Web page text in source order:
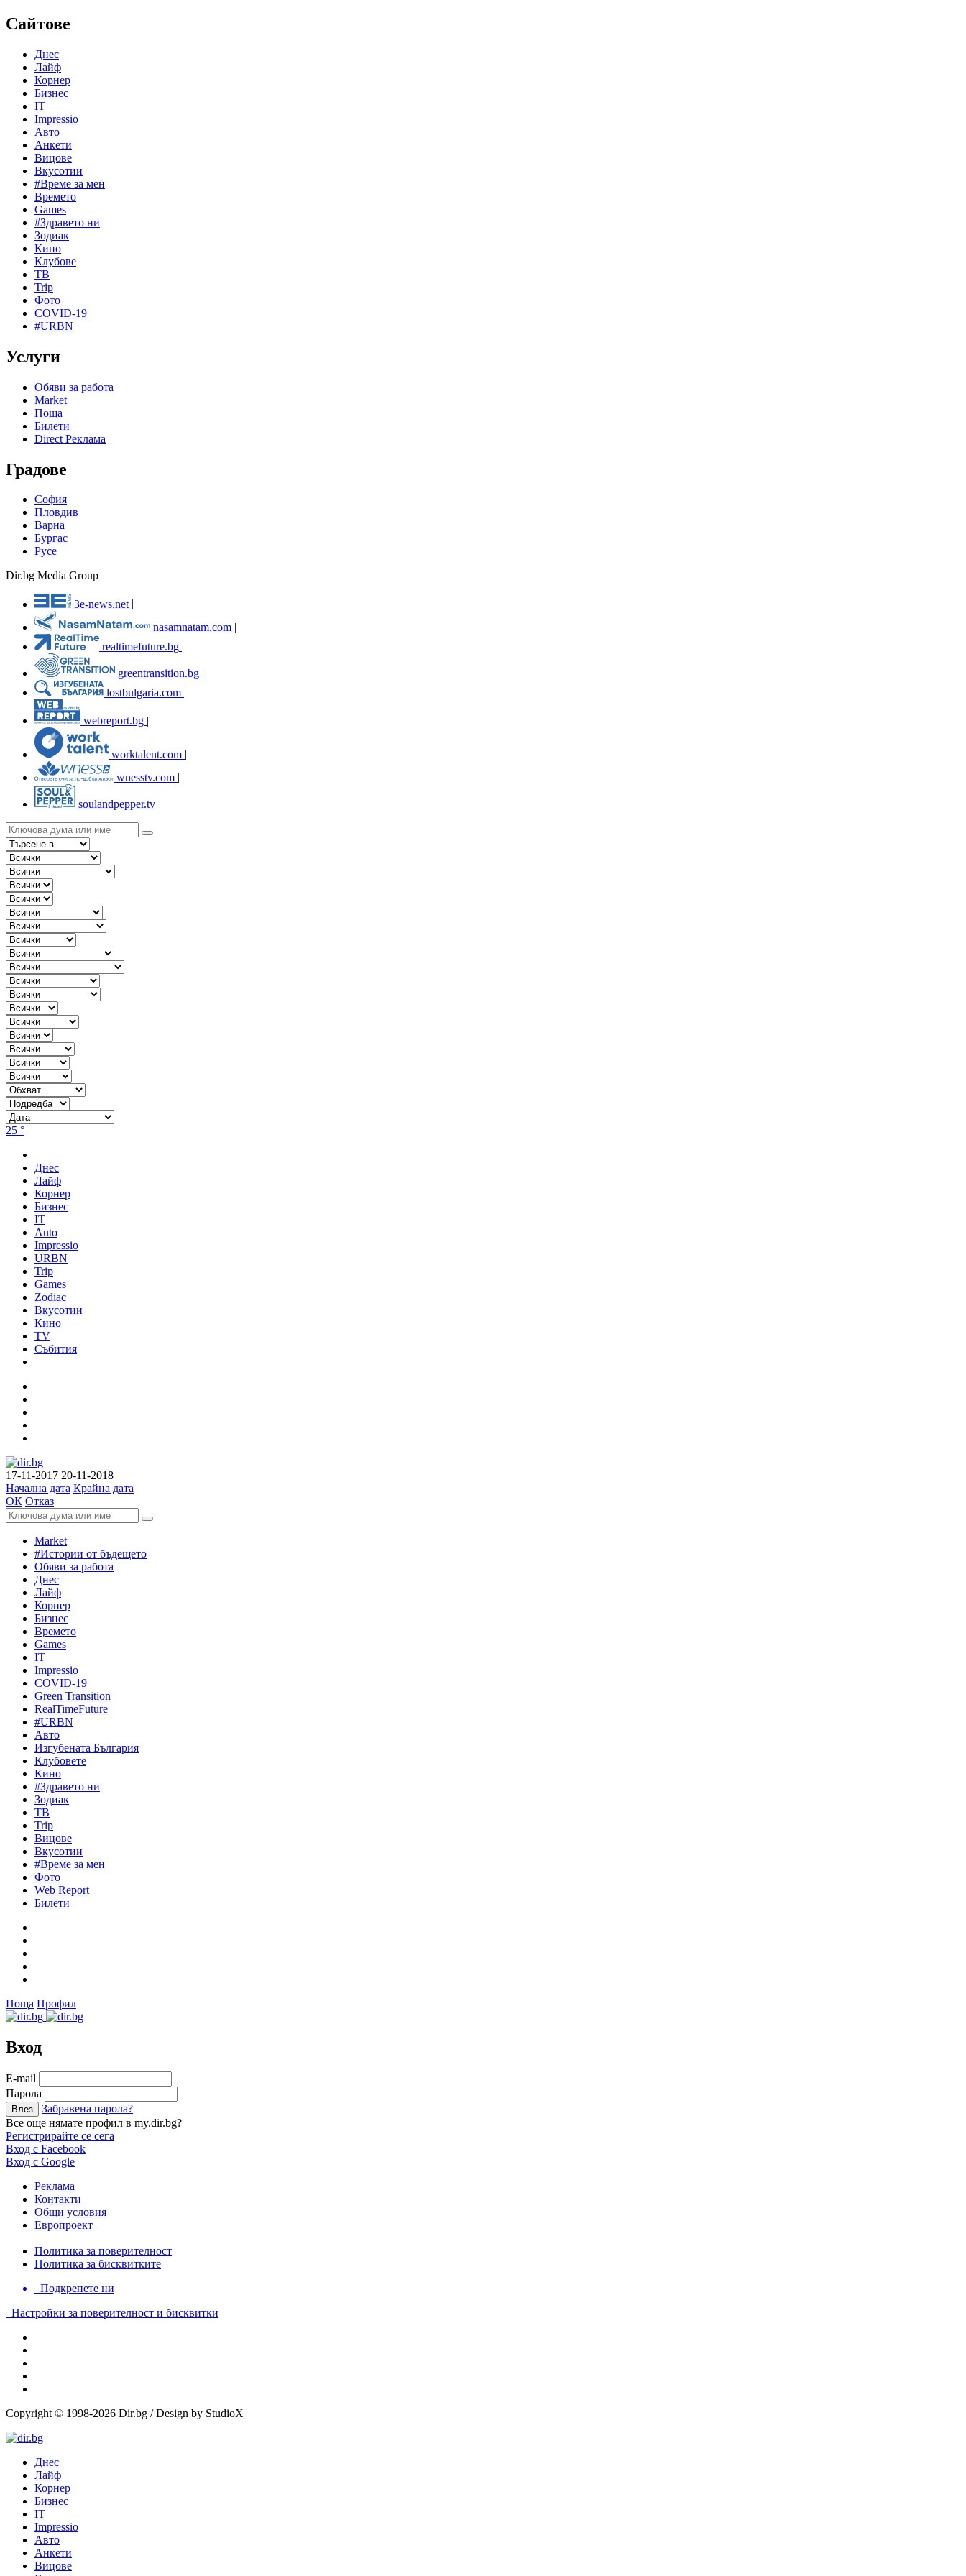
Сайтове
Днес
Лайф
Корнер
Бизнес
IT
Impressio
Авто
Анкети
Вицове
Вкусотии
#Време за мен
Времето
Games
#Здравето ни
Зодиак
Кино
Клубове
ТВ
Trip
Фото
COVID-19
#URBN
Услуги
Обяви за работа
Market
Поща
Билети
Direct Реклама
Градове
София
Пловдив
Варна
Бургас
Русе
Dir.bg Media Group
3e-news.net
nasamnatam.com |
realtimefuture.bg |
greentransition.bg |
lostbulgaria.com |
webreport.bg
worktalent.com |
wnesstv.com |
soulandpepper.tv
25 °
Днес
Лайф
Корнер
Бизнес
IT
Auto
Impressio
URBN
Trip
Games
Zodiac
Вкусотии
Кино
TV
Събития
17-11-2017 20-11-2018
Начална дата Крайна дата
ОК Отказ
Market
#Истории от бъдещето
Обяви за работа
Днес
Лайф
Корнер
Бизнес
Времето
Games
IT
Impressio
COVID-19
Green Transition
RealTimeFuture
#URBN
Авто
Изгубената България
Клубовете
Кино
#Здравето ни
Зодиак
ТВ
Trip
Вицове
Вкусотии
#Време за мен
Фото
Web Report
Билети
Поща Профил
Вход
Е-mail
Парола
Забравена парола?
Все още нямате профил в my.dir.bg?
Регистрирайте се сега
Вход с Facebook
Вход с Google
Реклама
Контакти
Общи условия
Европроект
Политика за поверителност
Политика за бисквитките
Подкрепете ни
Настройки за поверителност и бисквитки
Copyright © 1998-2026 Dir.bg / Design by StudioX
Днес
Лайф
Корнер
Бизнес
IT
Impressio
Авто
Анкети
Вицове